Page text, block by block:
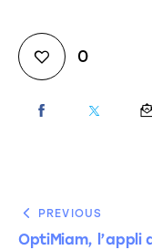
0
PREVIOUS
OptiMiam, l’appli